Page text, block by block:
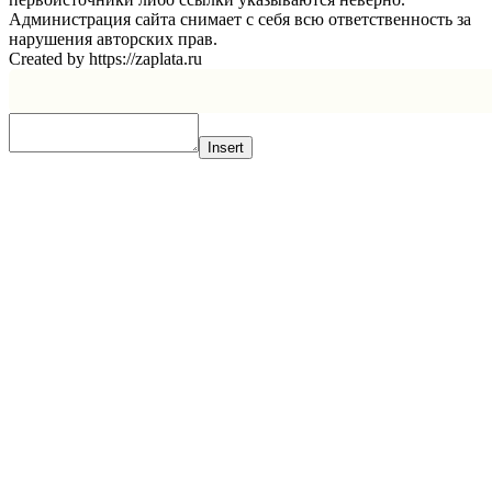
Администрация сайта снимает с себя всю ответственность за
нарушения авторских прав.
Created by https://zaplata.ru
Insert